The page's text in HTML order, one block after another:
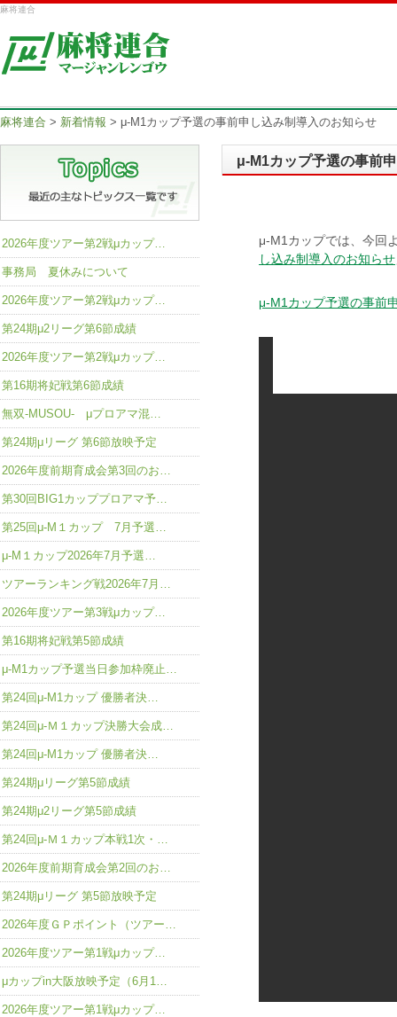
麻将連合
麻将連合 > 新着情報 > μ-M1カップ予選の事前申し込み制導入のお知らせ
μ-M1カップ予選の事前
μ-M1カップでは、今回
し込み制導入のお知らせ
μ-M1カップ予選の事前
2026年度ツアー第2戦μカップ…
事務局 夏休みについて
2026年度ツアー第2戦μカップ…
第24期μ2リーグ第6節成績
2026年度ツアー第2戦μカップ…
第16期将妃戦第6節成績
無双-MUSOU- μプロアマ混…
第24期μリーグ 第6節放映予定
2026年度前期育成会第3回のお…
第30回BIG1カッププロアマ予…
第25回μ-M１カップ 7月予選…
μ-M１カップ2026年7月予選…
ツアーランキング戦2026年7月…
2026年度ツアー第3戦μカップ…
第16期将妃戦第5節成績
μ-M1カップ予選当日参加枠廃止…
第24回μ-M1カップ 優勝者決…
第24回μ-Ｍ１カップ決勝大会成…
第24回μ-M1カップ 優勝者決…
第24期μリーグ第5節成績
第24期μ2リーグ第5節成績
第24回μ-Ｍ１カップ本戦1次・…
2026年度前期育成会第2回のお…
第24期μリーグ 第5節放映予定
2026年度ＧＰポイント（ツアー…
2026年度ツアー第1戦μカップ…
μカップin大阪放映予定（6月1…
2026年度ツアー第1戦μカップ…